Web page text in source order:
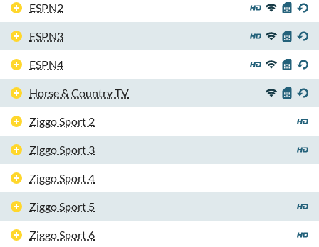
ESPN2
ESPN3
ESPN4
Horse & Country TV
Ziggo Sport 2
Ziggo Sport 3
Ziggo Sport 4
Ziggo Sport 5
Ziggo Sport 6